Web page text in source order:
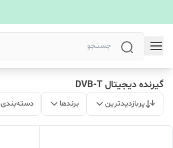
گیرنده دیجیتال DVB-T
پربازدیدترین برندها دسته‌بندی